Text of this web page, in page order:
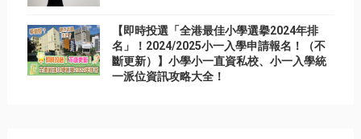
【即時投選「全港最佳小學選擧2024年排
名」！2024/2025小一入學申請報名！（不
斷更新）】小學小一直資私校、小一入學統
一派位資訊攻略大全！